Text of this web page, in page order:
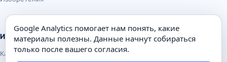
Информация
Карта сайта
Google Analytics помогает нам понять, какие
материалы полезны. Данные начнут собираться
только после вашего согласия.